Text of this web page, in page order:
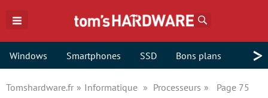
Windows Smartphones SSD Bons plans >
Tomshardware.fr Informatique Processeurs Page 75